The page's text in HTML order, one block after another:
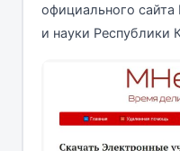
официального
и науки Республики